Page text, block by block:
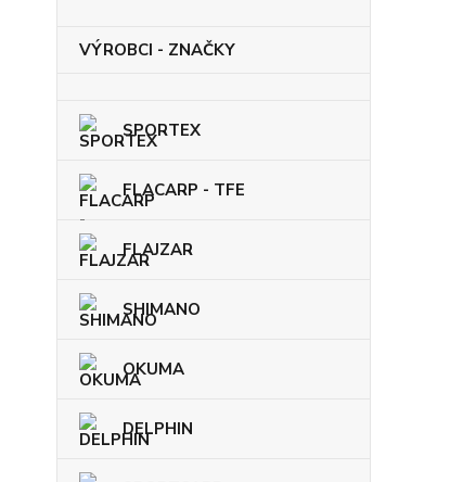
VÝROBCI - ZNAČKY
SPORTEX
FLACARP - TFE
FLAJZAR
SHIMANO
OKUMA
DELPHIN